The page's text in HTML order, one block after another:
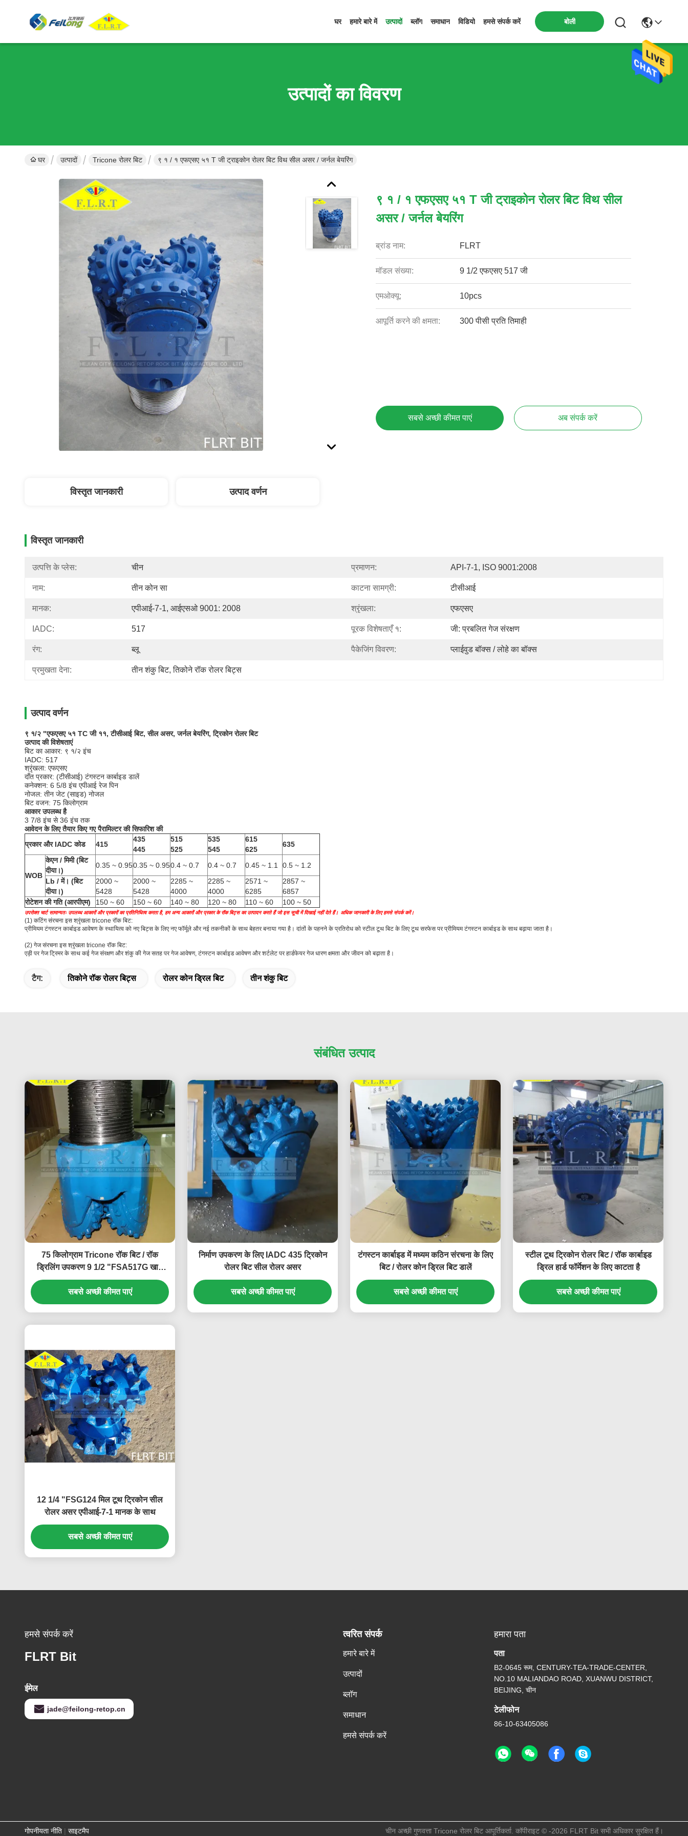
घर हमारे बारे में उत्पादों ब्लॉग समाधान विडियो हमसे संपर्क करें बोली
उत्पादों का विवरण
घर उत्पादों Tricone रोलर बिट ९ १ / १ एफएसए ५१ T जी ट्राइकोन रोलर बिट विथ सील असर / जर्नल बेयरिंग
९ १ / १ एफएसए ५१ T जी ट्राइकोन रोलर बिट विथ सील
असर / जर्नल बेयरिंग
ब्रांड नाम: FLRT
मॉडल संख्या: 9 1/2 एफएसए 517 जी
एमओक्यू: 10pcs
आपूर्ति करने की क्षमता: 300 पीसी प्रति तिमाही
सबसे अच्छी कीमत पाएं अब संपर्क करें
विस्तृत जानकारी उत्पाद वर्णन
विस्तृत जानकारी
उत्पत्ति के प्लेस: चीन प्रमाणन: API-7-1, ISO 9001:2008
नाम: तीन कोन सा काटना सामग्री: टीसीआई
मानक: एपीआई-7-1, आईएसओ 9001: 2008 श्रृंखला: एफएसए
IADC: 517 पूरक विशेषताएँ १: जी: प्रबलित गेज संरक्षण
रंग: ब्लू पैकेजिंग विवरण: प्लाईवुड बॉक्स / लोहे का बॉक्स
प्रमुखता देना: तीन शंकु बिट, तिकोने रॉक रोलर बिट्स
उत्पाद वर्णन
९ १/२ "एफएसए ५१ TC जी ११, टीसीआई बिट, सील असर, जर्नल बेयरिंग, ट्रिकोन रोलर बिट
उत्पाद की विशेषताएं
बिट का आकार: ९ १/२ इंच
IADC: 517
श्रृंखला: एफएसए
दाँत प्रकार: (टीसीआई) टंगस्टन कार्बाइड डालें
कनेक्शन: 6 5/8 इंच एपीआई रेज पिन
नोजल: तीन जेट (साइड) नोजल
बिट वजन: 75 किलोग्राम
आकार उपलब्ध है
3 7/8 इंच से 36 इंच तक
आवेदन के लिए तैयार किए गए पैरामिल्टर की सिफारिश की
प्रकार और IADC कोड
415
435
445
515
525
535
545
615
625
635
WOB
केएन / मिमी (बिट
दीया।)
0.35 ~ 0.950.35 ~ 0.950.4 ~ 0.7 0.4 ~ 0.7 0.45 ~ 1.1
0.5 ~ 1.2
Lb / में। (बिट
दीया।)
2000 ~
5428
2000 ~
5428
2285 ~
4000
2285 ~
4000
2571 ~
6285
2857 ~
6857
रोटेशन की गति (आरपीएम)
150 ~ 60 150 ~ 60 140 ~ 80 120 ~ 80 110 ~ 60 100 ~ 50
उपरोक्त चार्ट सामान्यतः उपलब्ध आकारों और प्रकारों का प्रतिनिधित्व करता है, हम अन्य आकारों और प्रकार के रॉक बिट्स का उत्पादन करते हैं जो इस सूची में दिखाई नहीं देते हैं। अधिक जानकारी के लिए हमसे संपर्क करें।
(1) कटिंग संरचना इस श्रृंखला tricone रॉक बिट:
प्रीमियम टंगस्टन कार्बाइड आवेषण के स्थायित्व को नए बिट्स के लिए नए फॉर्मूले और नई तकनीकों के साथ बेहतर बनाया गया है। दांतों के पहनने के प्रतिरोध को स्टील टूथ बिट के लिए टूथ सरफेस पर प्रीमियम टंगस्टन कार्बाइड के साथ बढ़ाया जाता है।
(2) गेज संरचना इस श्रृंखला tricone रॉक बिट:
एड़ी पर गेज ट्रिमर के साथ कई गेज संरक्षण और शंकु की गेज सतह पर गेज आवेषण, टंगस्टन कार्बाइड आवेषण और शर्टलेट पर हार्डफेयर गेज धारण क्षमता और जीवन को बढ़ाता है।
टैग: तिकोने रॉक रोलर बिट्स रोलर कोन ड्रिल बिट तीन शंकु बिट
संबंधित उत्पाद
75 किलोग्राम Tricone रॉक बिट / रॉक
ड्रिलिंग उपकरण 9 1/2 "FSA517G खान
ड्रिलिंग के लिए
सबसे अच्छी कीमत पाएं
निर्माण उपकरण के लिए IADC 435 ट्रिकोन
रोलर बिट सील रोलर असर
सबसे अच्छी कीमत पाएं
टंगस्टन कार्बाइड में मध्यम कठिन संरचना के लिए
बिट / रोलर कोन ड्रिल बिट डालें
सबसे अच्छी कीमत पाएं
स्टील टूथ ट्रिकोन रोलर बिट / रॉक कार्बाइड
ड्रिल हार्ड फॉर्मेशन के लिए काटता है
सबसे अच्छी कीमत पाएं
12 1/4 "FSG124 मिल टूथ ट्रिकोन सील
रोलर असर एपीआई-7-1 मानक के साथ
सबसे अच्छी कीमत पाएं
हमसे संपर्क करें
FLRT Bit
ईमेल
jade@feilong-retop.cn
त्वरित संपर्क
हमारे बारे में
उत्पादों
ब्लॉग
समाधान
हमसे संपर्क करें
हमारा पता
पता
B2-0645 रूम, CENTURY-TEA-TRADE-CENTER,
NO.10 MALIANDAO ROAD, XUANWU DISTRICT,
BEIJING, चीन
टेलीफोन
86-10-63405086
गोपनीयता नीति | साइटमैप चीन अच्छी गुणवत्ता Tricone रोलर बिट आपूर्तिकर्ता. कॉपीराइट © -2026 FLRT Bit सभी अधिकार सुरक्षित हैं।